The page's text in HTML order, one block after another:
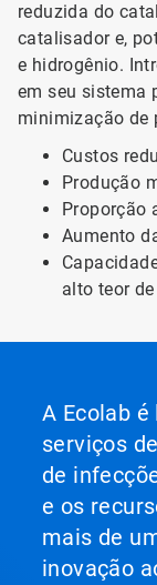
reduzida do
catalisador e,
e hidrogênio.
em seu sistema
minimização de
Custos
Produção
Proporção
Aumento
alto teor
A Ecolab
serviços
de
e os
mais de
inovação